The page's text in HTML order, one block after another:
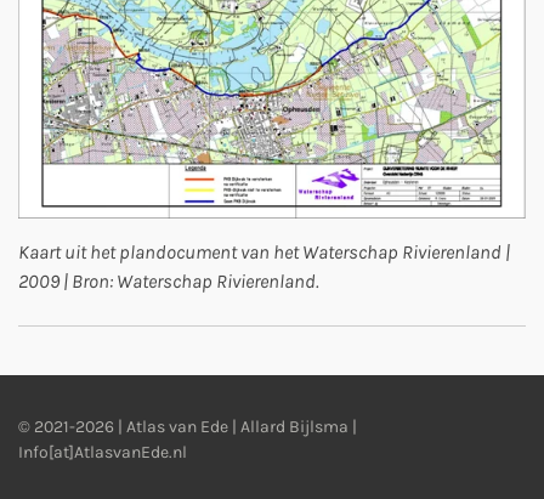
Kaart uit het plandocument van het Waterschap Rivierenland |
2009 | Bron: Waterschap Rivierenland.
© 2021-2026 | Atlas van Ede | Allard Bijlsma |
Info[at]AtlasvanEde.nl